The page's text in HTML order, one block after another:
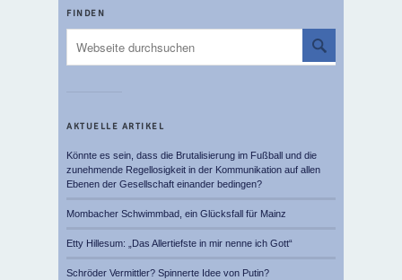
FINDEN
AKTUELLE ARTIKEL
Könnte es sein, dass die Brutalisierung im Fußball und die
zunehmende Regellosigkeit in der Kommunikation auf allen
Ebenen der Gesellschaft einander bedingen?
Mombacher Schwimmbad, ein Glücksfall für Mainz
Etty Hillesum: „Das Allertiefste in mir nenne ich Gott“
Schröder Vermittler? Spinnerte Idee von Putin?